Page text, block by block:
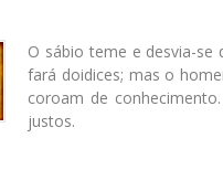
O sábio teme e desvia-
fará doidices; mas o
coroam de
justos.